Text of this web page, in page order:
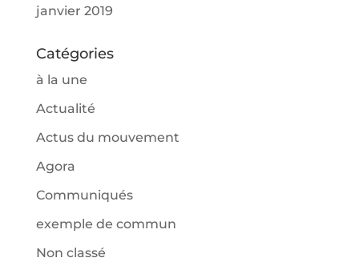
janvier 2019
Catégories
à la une
Actualité
Actus du mouvement
Agora
Communiqués
exemple de commun
Non classé